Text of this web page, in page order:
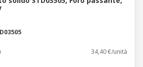
34,40 €/unità